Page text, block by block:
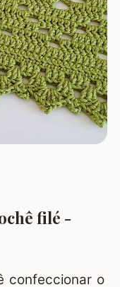
filé -
confeccionar o